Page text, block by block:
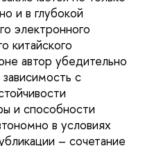
и в глубокой
электронного
китайского
автор убедительно
с
и способности
в условиях
– сочетание